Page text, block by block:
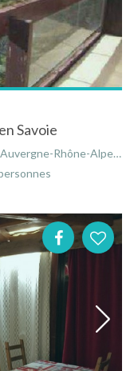
Savoie
Rhône-Alpes, France